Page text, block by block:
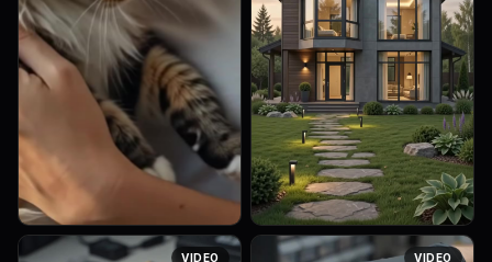
Turn this video into a
Используй этот чертеж
VIDEO VIDEO